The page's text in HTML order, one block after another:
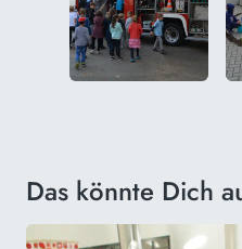
Das könnte Dich